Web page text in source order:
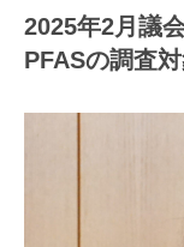
2025年2月議
PFASの調査